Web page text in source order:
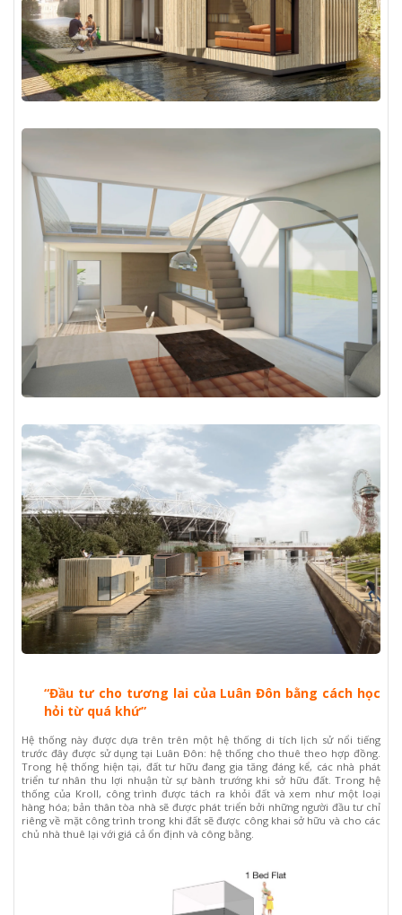
“Đầu tư cho tương lai của Luân Đôn bằng cách học
hỏi từ quá khứ”
Hệ thống này được dựa trên trên một hệ thống di tích lịch sử nổi tiếng
trước đây được sử dụng tại Luân Đôn: hệ thống cho thuê theo hợp đồng.
Trong hệ thống hiện tại, đất tư hữu đang gia tăng đáng kể, các nhà phát
triển tư nhân thu lợi nhuận từ sự bành trướng khi sở hữu đất. Trong hệ
thống của Kroll, công trình được tách ra khỏi đất và xem như một loại
hàng hóa; bản thân tòa nhà sẽ được phát triển bởi những người đầu tư chỉ
riêng về mặt công trình trong khi đất sẽ được công khai sở hữu và cho các
chủ nhà thuê lại với giá cả ổn định và công bằng.